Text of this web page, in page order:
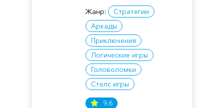
Жанр:
Стратегии
Аркады
Приключения
Логические игры
Головоломки
Стелс игры
9.6